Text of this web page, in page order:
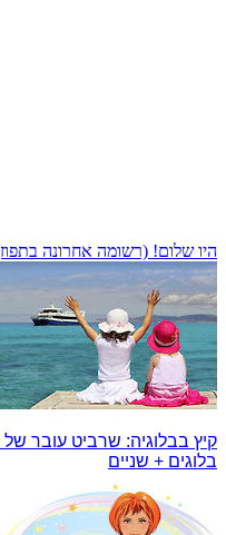
היו שלום! (רשומה אחרונה בתפוז)
קיץ בבלוגיה: שרביט עובר
בלוגים + שניים